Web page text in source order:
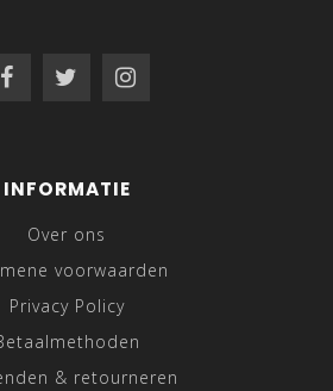
INFORMATIE
Over ons
voorwaarden
Privacy Policy
& retourneren